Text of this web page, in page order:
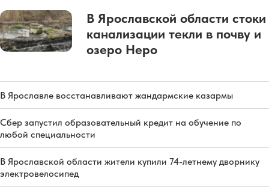
В Ярославской области стоки
канализации текли в почву и
озеро Неро
В Ярославле восстанавливают жандармские казармы
Сбер запустил образовательный кредит на обучение по
любой специальности
В Ярославской области жители купили 74-летнему дворнику
электровелосипед